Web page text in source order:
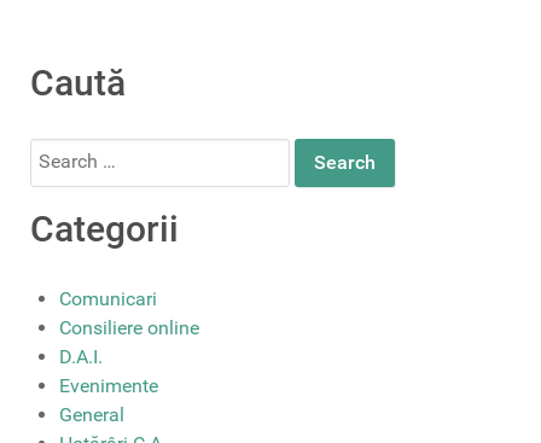
Caută
Search
for:
Categorii
Comunicari
Consiliere online
D.A.I.
Evenimente
General